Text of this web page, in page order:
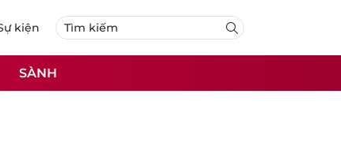
kiện
SÀNH